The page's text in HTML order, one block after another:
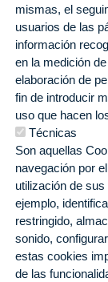
mismas, el
usuarios de las
información
en la medición
elaboración de
fin de introducir
uso que hacen
Técnicas
Son aquellas
navegación por
utilización de
ejemplo,
restringido,
sonido,
estas cookies
de las